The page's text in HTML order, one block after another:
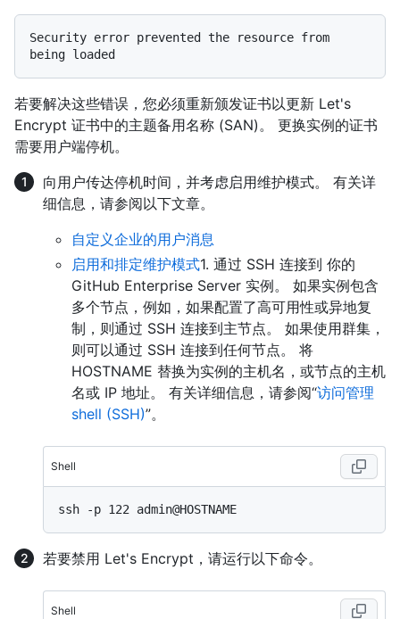
Security error prevented the resource from
若要解决这些错误，您必须重新颁发证书以更新 Let's
Encrypt 证书中的主题备用名称 (SAN)。 更换实例的证书
需要用户端停机。
向用户传达停机时间，并考虑启用维护模式。 有关详
细信息，请参阅以下文章。
自定义企业的用户消息
启用和排定维护模式1. 通过 SSH 连接到 你的
GitHub Enterprise Server 实例。 如果实例包含
多个节点，例如，如果配置了高可用性或异地复
制，则通过 SSH 连接到主节点。 如果使用群集，
则可以通过 SSH 连接到任何节点。 将
HOSTNAME 替换为实例的主机名，或节点的主机
名或 IP 地址。 有关详细信息，请参阅“访问管理
shell (SSH)”。
Shell
若要禁用 Let's Encrypt，请运行以下命令。
Shell